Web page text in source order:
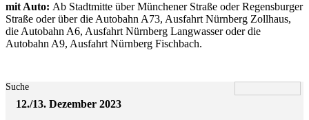
mit Auto: Ab Stadtmitte über Münchener Straße oder Regensburger
Straße oder über die Autobahn A73, Ausfahrt Nürnberg Zollhaus,
die Autobahn A6, Ausfahrt Nürnberg Langwasser oder die
Autobahn A9, Ausfahrt Nürnberg Fischbach.
Suche
12./13. Dezember 2023